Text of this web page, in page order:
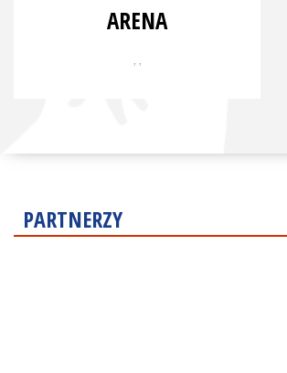
ARENA
, ,
PARTNERZY